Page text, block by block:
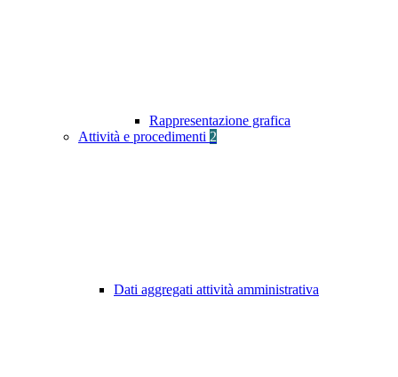
Rappresentazione grafica
Attività e procedimenti 2
Dati aggregati attività amministrativa